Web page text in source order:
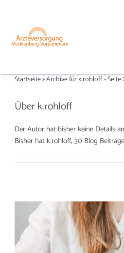
Aktuelles
Mitglieder
Startseite»Archive für k.rohloff»Seite
Überk.rohloff
Der Autor hat bisher keine Details
Bisher hat k.rohloff, 30 Blog